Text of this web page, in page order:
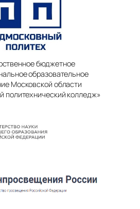
бюджетное
образовательное
Московской области
политехнический колледж»